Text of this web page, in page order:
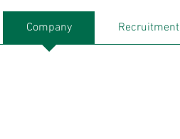
Company Recruitment